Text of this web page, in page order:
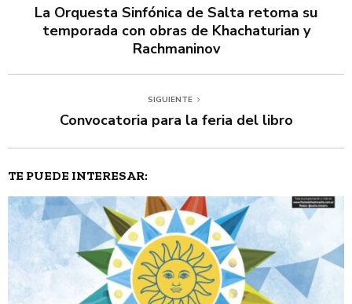
La Orquesta Sinfónica de Salta retoma su
temporada con obras de Khachaturian y
Rachmaninov
SIGUIENTE
Convocatoria para la feria del libro
TE PUEDE INTERESAR: